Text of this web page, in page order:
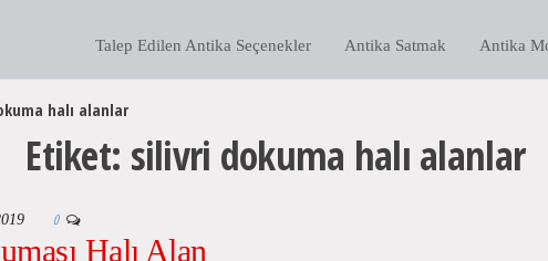
Talep Edilen Antika Seçenekler Antika Satmak Antika
halı alanlar
Etiket: silivri dokuma halı alanlar
0
Halı Alan